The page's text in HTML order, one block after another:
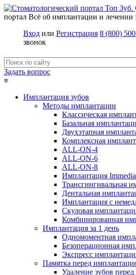
портал Всё об имплантации и лечении
Вход или Регистрация 8 (800)
звонок
Задать вопрос
≡
Имплантация зубов
Методы имплантации
Классическая
Базальная
Двухэтапная
Комплексная
ALL-ON-4
ALL-ON-6
ALL-ON-8
Имплантация
Трансгингивальная
Дентальная
Имплантация с
Скуловая
Комбинированная
Имплантация за 1 день
Одномоментная
Безоперационная
Экспресс
Памятка перед
Удаление зубов